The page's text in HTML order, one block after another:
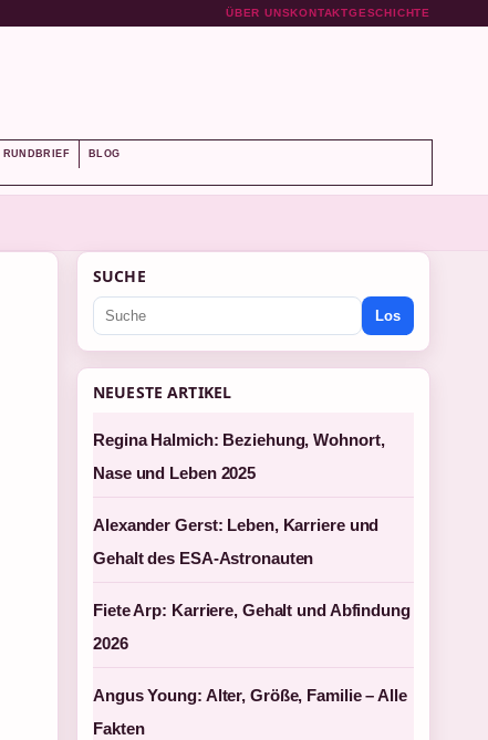
ÜBER UNSKONTAKTGESCHICHTE
RUNDBRIEF BLOG
SUCHE
Los
NEUESTE ARTIKEL
Regina Halmich: Beziehung, Wohnort,
Nase und Leben 2025
Alexander Gerst: Leben, Karriere und
Gehalt des ESA-Astronauten
Fiete Arp: Karriere, Gehalt und Abfindung
2026
Angus Young: Alter, Größe, Familie – Alle
Fakten